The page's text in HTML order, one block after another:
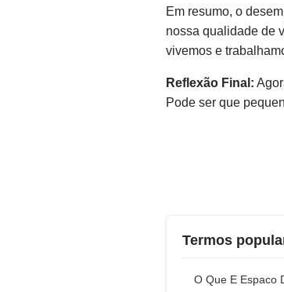
Em resumo, o
nossa qualidade de
vivemos e
Reflexão Final:
Pode ser que
Termos
O Que E Espaco